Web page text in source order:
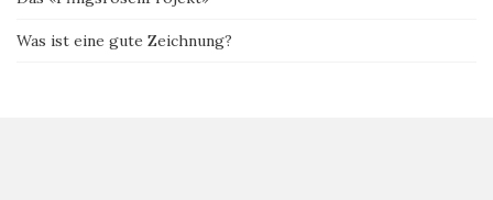
Was ist eine gute Zeichnung?